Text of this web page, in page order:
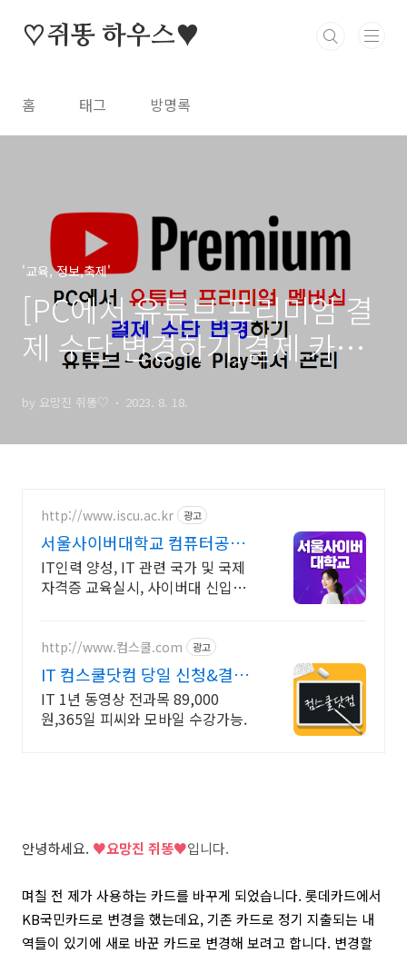
♡쥐똥 하우스♥
홈 태그 방명록
'교육, 정보,축제'
[PC에서 유튜브 프리미엄 결
제 수단 변경하기]결제 카드
추가, 삭제하는 방법
by 요망진 쥐똥♡ 2023. 8. 18.
http://www.iscu.ac.kr 광고
서울사이버대학교 컴퓨터공학
과 2026 가을학기 신편입생
IT인력 양성, IT 관련 국가 및 국제
자격증 교육실시, 사이버대 신입생
http://www.컴스쿨.com 광고
IT 컴스쿨닷컴 당일 신청&결제
시 기프티콘!
IT 1년 동영상 전과목 89,000
원,365일 피씨와 모바일 수강가능.
안녕하세요. ♥요망진 쥐똥♥입니다.
며칠 전 제가 사용하는 카드를 바꾸게 되었습니다. 롯데카드에서
KB국민카드로 변경을 했는데요, 기존 카드로 정기 지출되는 내
역들이 있기에 새로 바꾼 카드로 변경해 보려고 합니다. 변경할